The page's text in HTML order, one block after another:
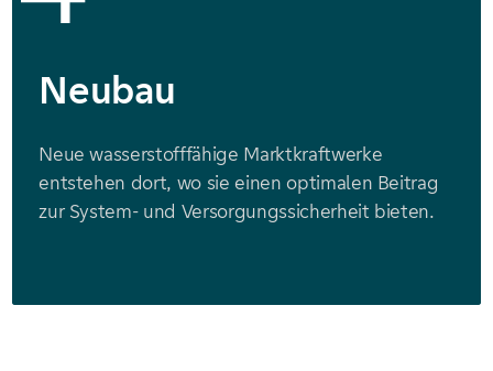
Neubau
Neue wasserstofffähige Marktkraftwerke
entstehen dort, wo sie einen optimalen Beitrag
zur System- und Versorgungssicherheit bieten.